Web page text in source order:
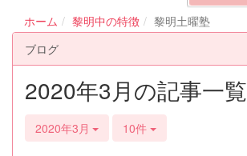
ホーム 黎明中の特徴
黎明土曜塾
ブログ
2020年3月の記事一覧
2020年3月 10件